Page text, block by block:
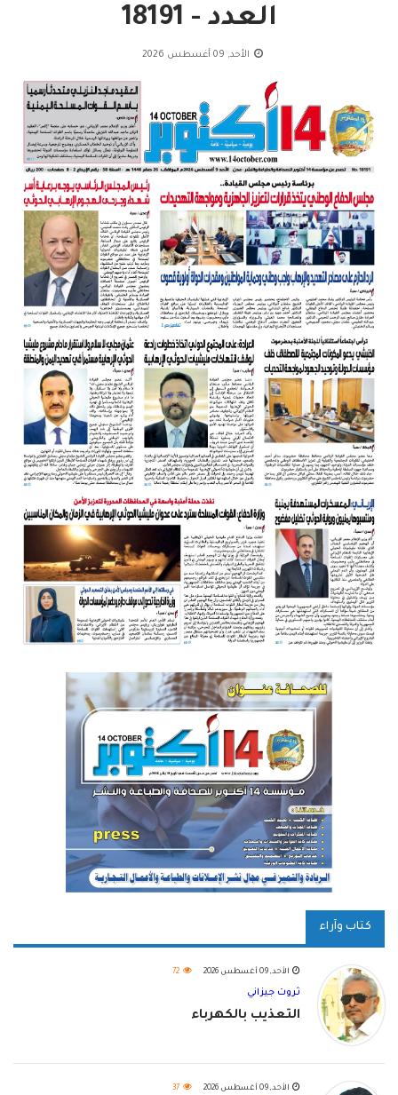
العدد - 18191
الأحد, 09 أغسطس 2026
كتاب وآراء
الأحد, 09 أغسطس 2026 72
ثروت جيزاني
التعذيب بالكهرباء
الأحد, 09 أغسطس 2026 37